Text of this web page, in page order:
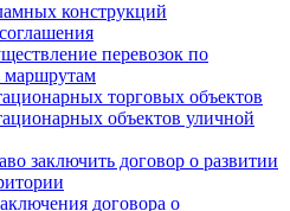
конструкций
перевозок по
торговых объектов
объектов уличной
заключить договор о развитии
договора о